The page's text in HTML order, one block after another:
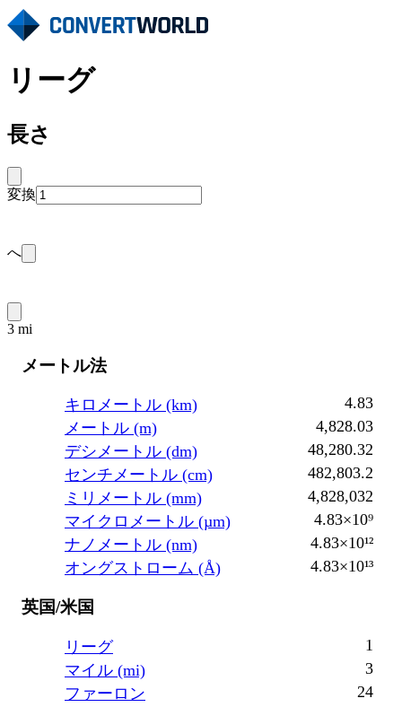
リーグ
長さ
変換
へ
3 mi
メートル法
キロメートル (km)
4.83
メートル (m)
4,828.03
デシメートル (dm)
48,280.32
センチメートル (cm)
482,803.2
ミリメートル (mm)
4,828,032
マイクロメートル (µm)
4.83×10⁹
ナノメートル (nm)
4.83×10¹²
オングストローム (Å)
4.83×10¹³
英国/米国
リーグ
1
マイル (mi)
3
ファーロン
24